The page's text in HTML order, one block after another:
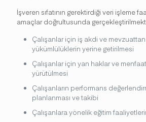
İşveren sıfatının gerektirdiği veri işleme
amaçlar doğrultusunda
Çalışanlar için iş akdi ve mevzuattan
yükümlülüklerin yerine getirilmesi
Çalışanlar için yan haklar ve
yürütülmesi
Çalışanların performans
planlanması ve takibi
Çalışanlara yönelik eğitim